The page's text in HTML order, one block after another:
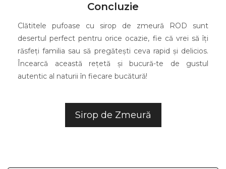
Concluzie
Clătitele pufoase cu sirop de zmeură ROD sunt
desertul perfect pentru orice ocazie, fie că vrei să îți
răsfeți familia sau să pregătești ceva rapid și delicios.
Încearcă această rețetă și bucură-te de gustul
autentic al naturii în fiecare bucătură!
Sirop de Zmeură